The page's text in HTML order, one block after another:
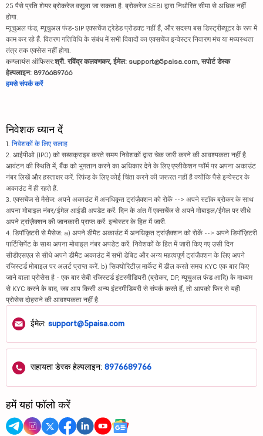
25 पैसे प्रति शेयर ब्रोकरेज वसूला जा सकता है. ब्रोकरेज SEBI द्वारा निर्धारित सीमा से अधिक नहीं
होगा.
म्यूचुअल फंड, म्यूचुअल फंड-SIP एक्सचेंज ट्रेडेड प्रोडक्ट नहीं हैं, और सदस्य बस डिस्ट्रीब्यूटर के रूप में
काम कर रहे हैं. वितरण गतिविधि के संबंध में सभी विवादों का एक्सचेंज इन्वेस्टर निवारण मंच या मध्यस्थता
तंत्र तक एक्सेस नहीं होगा.
कम्प्लायंस ऑफिसर:श्री. रविंद्र कलवणकर, ईमेल: support@5paisa.com, सपोर्ट डेस्क
हेल्पलाइन: 8976689766
हमसे संपर्क करें
निवेशक ध्यान दें
1. निवेशकों के लिए सलाह
2. आईपीओ (IPO) को सब्सक्राइब करते समय निवेशकों द्वारा चेक जारी करने की आवश्यकता नहीं है.
आवंटन की स्थिति में, बैंक को भुगतान करने का अधिकार देने के लिए एप्लीकेशन फॉर्म पर अपना अकाउंट
नंबर लिखें और हस्ताक्षर करें. रिफंड के लिए कोई चिंता करने की जरूरत नहीं है क्योंकि पैसे इन्वेस्टर के
अकाउंट में ही रहते हैं.
3. एक्सचेंज से मैसेज: अपने अकाउंट में अनधिकृत ट्रांज़ैक्शन को रोकें --> अपने स्टॉक ब्रोकर के साथ
अपना मोबाइल नंबर/ईमेल आईडी अपडेट करें. दिन के अंत में एक्सचेंज से अपने मोबाइल/ईमेल पर सीधे
अपने ट्रांज़ैक्शन की जानकारी प्राप्त करें. इन्वेस्टर के हित में जारी.
4. डिपॉज़िटरी से मैसेज: a) अपने डीमैट अकाउंट में अनधिकृत ट्रांज़ैक्शन को रोकें --> अपने डिपॉज़िटरी
पार्टिसिपेंट के साथ अपना मोबाइल नंबर अपडेट करें. निवेशकों के हित में जारी किए गए उसी दिन
सीडीएसएल से सीधे अपने डीमैट अकाउंट में सभी डेबिट और अन्य महत्वपूर्ण ट्रांज़ैक्शन के लिए अपने
रजिस्टर्ड मोबाइल पर अलर्ट प्राप्त करें. b) सिक्योरिटीज़ मार्केट में डील करते समय KYC एक बार किए
जाने वाला प्रोसेस है - एक बार सेबी रजिस्टर्ड इंटरमीडियरी (ब्रोकर, DP, म्यूचुअल फंड आदि) के माध्यम
से KYC करने के बाद, जब आप किसी अन्य इंटरमीडियरी से संपर्क करते हैं, तो आपको फिर से यही
प्रोसेस दोहराने की आवश्यकता नहीं है.
ईमेल: support@5paisa.com
सहायता डेस्क हेल्पलाइन: 8976689766
हमें यहां फॉलो करें